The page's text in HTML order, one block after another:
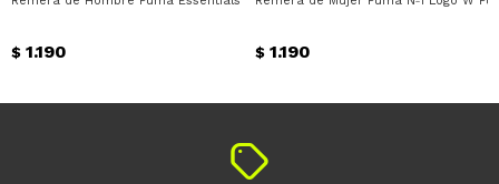
$ 1.190 $ 1.190
Día Mes Año
Continuar